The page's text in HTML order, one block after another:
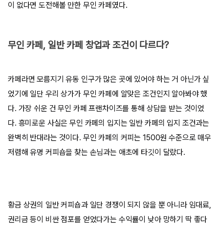
이 없다면 도전해볼 만한 무인 카페였다.
무인 카페, 일반 카페 창업과 조건이 다르다?
카페라면 모름지기 유동 인구가 많은 곳에 있어야 하는 거 아닌가 싶
었기에 일단 우리 상가가 무인 카페에 알맞은 조건인지 알아봐야 했
다. 가장 쉬운 건 무인 카페 프랜차이즈를 통해 상담을 받는 것이었
다. 흥미로운 사실은 무인 카페의 입지는 일반 카페의 입지 조건과는
완벽히 반대라는 것이다. 무인 카페의 커피는 1500원 수준으로 매우
저렴해 유명 커피숍을 찾는 손님과는 애초에 타깃이 달랐다.
황금 상권의 일반 커피숍과 일단 경쟁이 되지 않을 뿐 아니라 임대료,
권리금 등이 비싼 점포를 얻었다가는 수익률이 낮아 망하기 딱 좋다